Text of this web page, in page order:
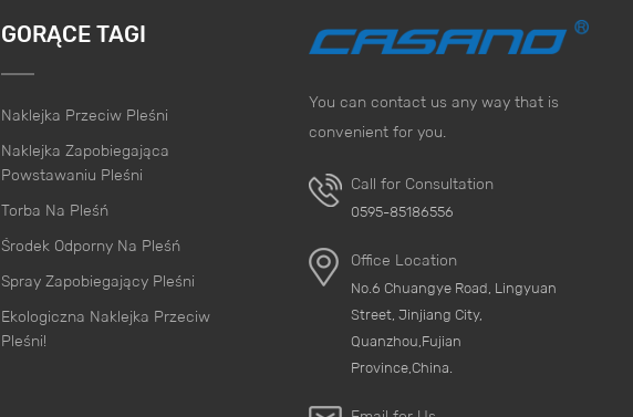
GORĄCE TAGI
Naklejka Przeciw Pleśni
Naklejka Zapobiegająca
Powstawaniu Pleśni
Torba Na Pleśń
Środek Odporny Na Pleśń
Spray Zapobiegający Pleśni
Ekologiczna Naklejka Przeciw
Pleśni!
You can contact us any way that is
convenient for you.
Call for Consultation
0595-85186556
Office Location
No.6 Chuangye Road, Lingyuan
Street, Jinjiang City,
Quanzhou,Fujian
Province,China.